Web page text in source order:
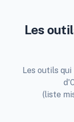
Les
Les outils
(liste